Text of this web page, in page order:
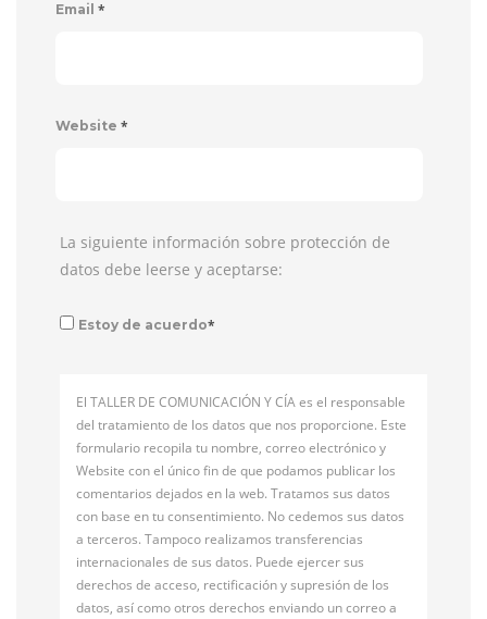
Email *
Website *
La siguiente información sobre protección de
datos debe leerse y aceptarse:
Estoy de acuerdo*
El TALLER DE COMUNICACIÓN Y CÍA es el responsable
del tratamiento de los datos que nos proporcione. Este
formulario recopila tu nombre, correo electrónico y
Website con el único fin de que podamos publicar los
comentarios dejados en la web. Tratamos sus datos
con base en tu consentimiento. No cedemos sus datos
a terceros. Tampoco realizamos transferencias
internacionales de sus datos. Puede ejercer sus
derechos de acceso, rectificación y supresión de los
datos, así como otros derechos enviando un correo a